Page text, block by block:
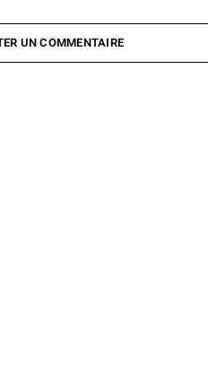
UN COMMENTAIRE